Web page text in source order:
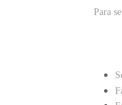
Para